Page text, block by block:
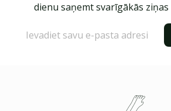
dienu saņemt svarīgākās ziņas